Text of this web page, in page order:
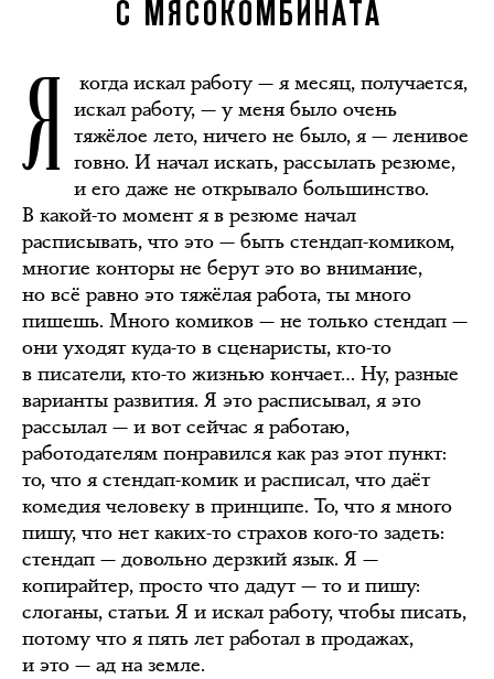
С МЯСОКОМБИНАТА
Я
когда искал работу — я месяц, получается,
искал работу, — у меня было очень
тяжёлое лето, ничего не было, я — ленивое
говно. И начал искать, рассылать резюме,
и его даже не открывало большинство.
В какой-то момент я в резюме начал
расписывать, что это — быть стендап-комиком,
многие конторы не берут это во внимание,
но всё равно это тяжёлая работа, ты много
пишешь. Много комиков — не только стендап —
они уходят куда-то в сценаристы, кто-то
в писатели, кто-то жизнью кончает… Ну, разные
варианты развития. Я это расписывал, я это
рассылал — и вот сейчас я работаю,
работодателям понравился как раз этот пункт:
то, что я стендап-комик и расписал, что даёт
комедия человеку в принципе. То, что я много
пишу, что нет каких-то страхов кого-то задеть:
стендап — довольно дерзкий язык. Я —
копирайтер, просто что дадут — то и пишу:
слоганы, статьи. Я и искал работу, чтобы писать,
потому что я пять лет работал в продажах,
и это — ад на земле.